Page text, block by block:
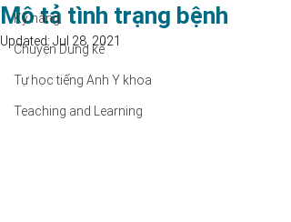
Kỹ năng
Chuyện Dung kể
Tự học tiếng Anh Y khoa
Teaching and Learning
Mô tả tình trạng bệnh
Updated: Jul 28, 2021